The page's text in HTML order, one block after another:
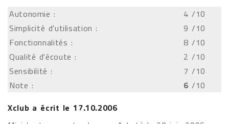
Autonomie :
4 /10
Simplicité d'utilisation :
9 /10
Fonctionnalités :
8 /10
Qualité d'écoute :
2 /10
Sensibilité :
7 /10
Note :
6 /10
Xclub a écrit le17.10.2006